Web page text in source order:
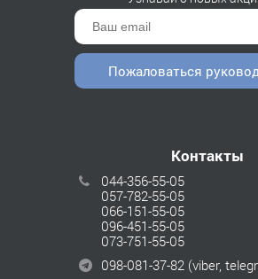
Пожаловаться
Контакты
044-356-55-05
057-782-55-05
066-151-55-05
096-451-55-05
073-751-55-05
098-081-37-82 (viber,